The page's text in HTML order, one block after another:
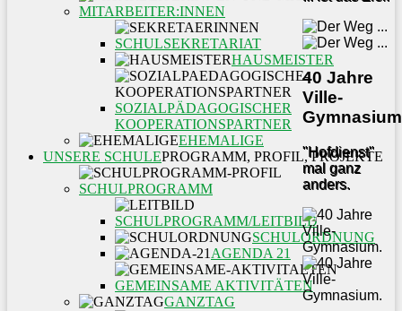
40 Jahre
Ville-
"Hofdienst"
mal ganz
anders.
MITARBEITER:INNEN
SCHULSEKRETARIAT
HAUSMEISTER
SOZIALPÄDAGOGISCHER
KOOPERATIONSPARTNER
EHEMALIGE
UNSERE SCHULEPROGRAMM, PROFIL, PROJEKTE
SCHULPROGRAMM
SCHULPROGRAMM/LEITBILD
SCHULORDNUNG
AGENDA 21
GEMEINSAME AKTIVITÄTEN
GANZTAG